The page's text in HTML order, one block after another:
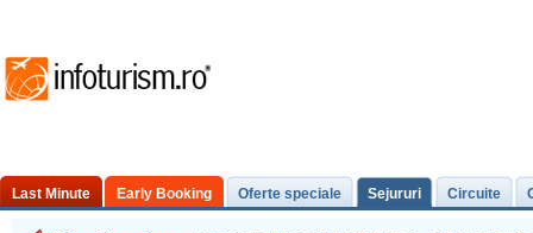
Last Minute Early Booking Oferte speciale Sejururi Circuite